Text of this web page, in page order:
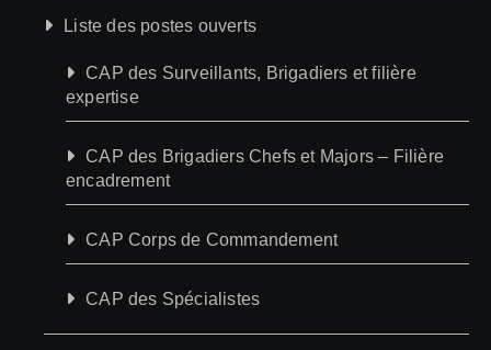
Liste des postes ouverts
CAP des Surveillants, Brigadiers et filière
expertise
CAP des Brigadiers Chefs et Majors – Filière
encadrement
CAP Corps de Commandement
CAP des Spécialistes